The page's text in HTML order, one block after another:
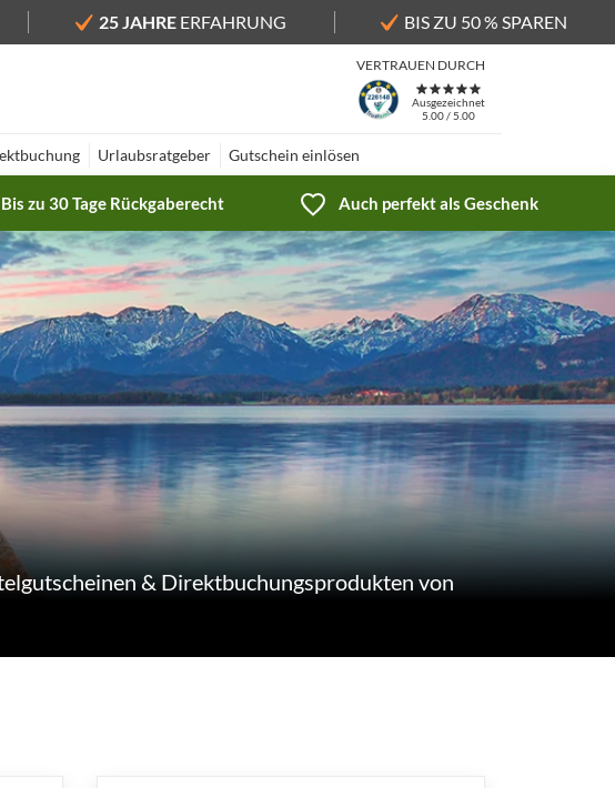
25 JAHREERFAHRUNG BIS ZU 50 % SPAREN
VERTRAUEN DURCH
Ausgezeichnet
5.00 / 5.00
Urlaubsratgeber Gutschein einlösen
Bis zu 30 Tage Rückgaberecht Auch perfekt als Geschenk
& Direktbuchungsprodukten von